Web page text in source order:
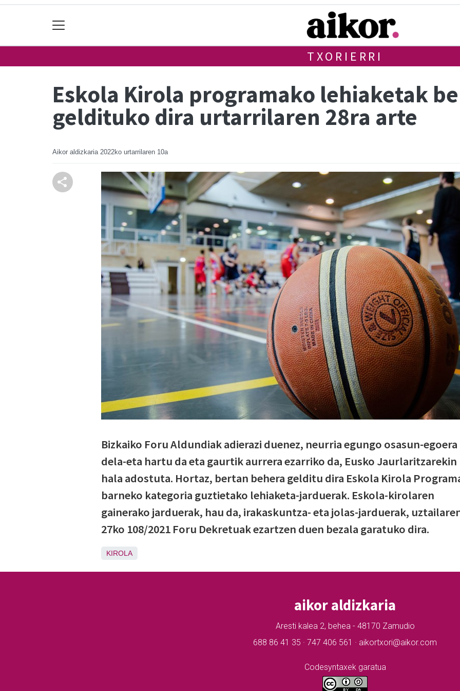
TXORIERRI
Eskola Kirola programako lehiaketak
geldituko dira urtarrilaren 28ra arte
Aikor aldizkaria 2022ko urtarrilaren 10a
Bizkaiko Foru Aldundiak adierazi duenez, neurria egungo osasun-egoera
dela-eta hartu da eta gaurtik aurrera ezarriko da, Eusko Jaurlaritzarekin
hala adostuta. Hortaz, bertan behera gelditu dira Eskola Kirola
barneko kategoria guztietako lehiaketa-jarduerak. Eskola-kirolaren
gainerako jarduerak, hau da, irakaskuntza- eta jolas-jarduerak,
27ko 108/2021 Foru Dekretuak ezartzen duen bezala garatuko dira.
KIROLA
aikor aldizkaria
Aresti kalea 2, behea - 48170 Zamudio
688 86 41 35 · 747 406 561 · aikortxori@aikor.com
Codesyntaxek garatua